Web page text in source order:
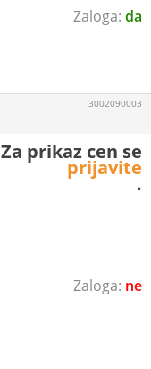
da
ne
3002090003
Za prikaz cen se
prijavite
.